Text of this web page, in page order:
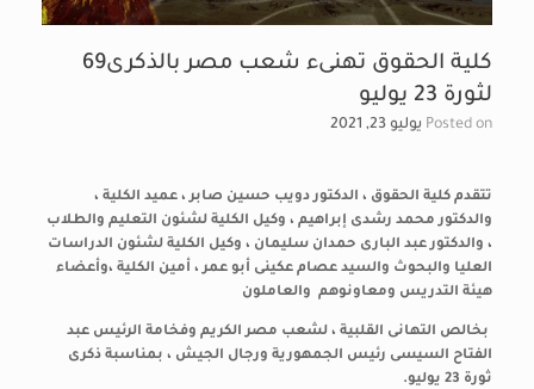
كلية الحقوق تهنىء شعب مصر بالذكرى69
لثورة 23 يوليو
Posted on يوليو 23, 2021
تتقدم كلية الحقوق ، الدكتور دويب حسين صابر ، عميد الكلية ،
والدكتور محمد رشدى إبراهيم ، وكيل الكلية لشئون التعليم والطلاب
، والدكتور عبد البارى حمدان سليمان ، وكيل الكلية لشئون الدراسات
العليا والبحوث والسيد عصام عكينى أبو عمر ، أمين الكلية ،وأعضاء
هيئة التدريس ومعاونوهم والعاملون
بخالص التهانى القلبية ، لشعب مصر الكريم وفخامة الرئيس عبد
الفتاح السيسى رئيس الجمهورية ورجال الجيش ، بمناسبة ذكرى
ثورة 23 يوليو.